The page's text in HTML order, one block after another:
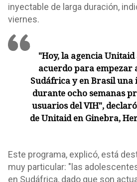
inyectable de larga duración,
viernes.
"Hoy, la agencia
acuerdo para empezar
Sudáfrica y en Brasil una
durante ocho semanas
usuarios del VIH",
de Unitaid en Ginebra,
Este programa, explicó, está
muy particular: "las
en Sudáfrica, dado que son